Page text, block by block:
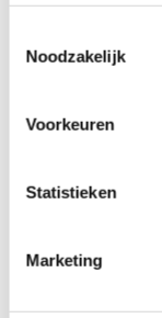
Noodzakelijk
Voorkeuren
Statistieken
Marketing